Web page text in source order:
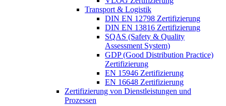
Transport & Logistik
DIN EN 12798 Zertifizierung
DIN EN 13816 Zertifizierung
SQAS (Safety & Quality
Assessment System)
GDP (Good Distribution Practice)
Zertifizierung
EN 15946 Zertifizierung
EN 16648 Zertifizierung
Zertifizierung von Dienstleistungen und
Prozessen